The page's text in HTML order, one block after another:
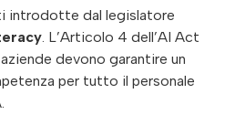
introdotte dal legislatore
. L’Articolo 4 dell’AI Act
devono garantire un
per tutto il personale